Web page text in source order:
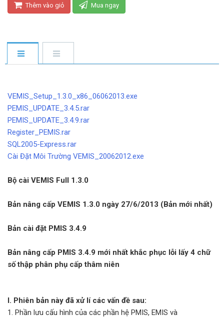
Thêm vào giỏ Mua ngay
VEMIS_Setup_1.3.0_x86_06062013.exe
PEMIS_UPDATE_3.4.5.rar
PEMIS_UPDATE_3.4.9.rar
Register_PEMIS.rar
SQL2005-Express.rar
Cài Đặt Môi Trường VEMIS_20062012.exe
Bộ cài VEMIS Full 1.3.0
Bản nâng cấp VEMIS 1.3.0 ngày 27/6/2013 (Bản mới nhất)
Bản cài đặt PMIS 3.4.9
Bản nâng cấp PMIS 3.4.9 mới nhất khắc phục lỗi lấy 4 chữ
số thập phân phụ cấp thâm niên
I. Phiên bản này đã xử lí các vấn đề sau:
1. Phần lưu cấu hình của các phần hệ PMIS, EMIS và